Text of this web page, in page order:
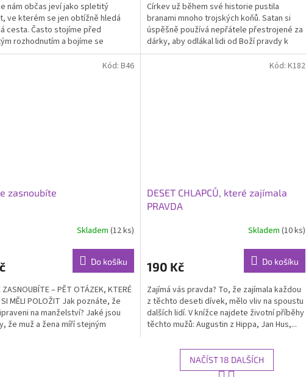
nám občas jeví jako spletitý
ve kterém se jen obtížně hledá
cesta. Často stojíme před
rozhodnutím a bojíme se
kroku. Jindy se...
Církev už během své historie pustila
branami mnoho trojských koňů. Satan si
úspěšně používá nepřátele přestrojené za
dárky, aby odlákal lidi od Boží pravdy k
zhoubným bludům....
zasnoubíte
Skladem (12 ks)
Do košíku
ZASNOUBÍTE – PĚT OTÁZEK, KTERÉ
SI MĚLI POLOŽIT Jak poznáte, že
na manželství? Jaké jsou
že muž a žena míří stejným
Kód: B46
DESET CHLAPCŮ, které zajímala
PRAVDA
je
z
5
hvězdiček.
Skladem (10 ks)
190 Kč Do košíku
Zajímá vás pravda? To, že zajímala každou
z těchto deseti dívek, mělo vliv na spoustu
dalších lidí. V knížce najdete životní příběhy
těchto mužů: Augustin z Hippa, Jan Hus,...
Kód: K182
NAČÍST 18 DALŠÍCH